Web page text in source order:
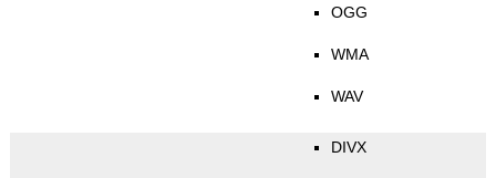
OGG
WMA
WAV
DIVX